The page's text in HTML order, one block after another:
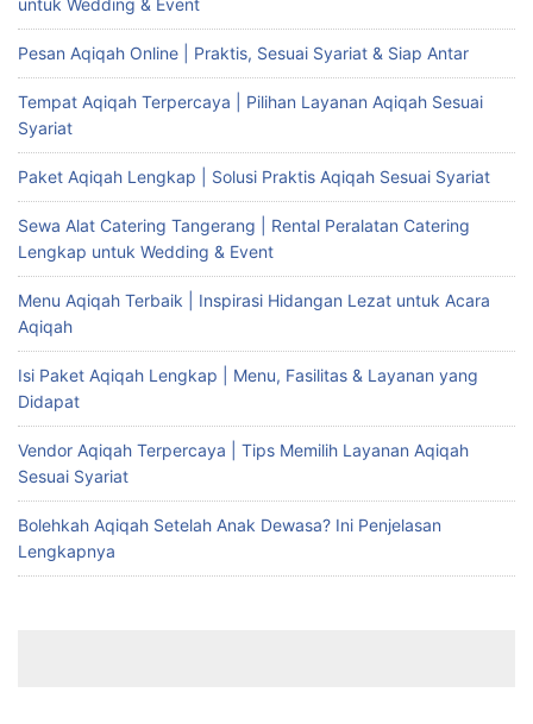
untuk Wedding & Event
Pesan Aqiqah Online | Praktis, Sesuai Syariat & Siap Antar
Tempat Aqiqah Terpercaya | Pilihan Layanan Aqiqah Sesuai
Syariat
Paket Aqiqah Lengkap | Solusi Praktis Aqiqah Sesuai Syariat
Sewa Alat Catering Tangerang | Rental Peralatan Catering
Lengkap untuk Wedding & Event
Menu Aqiqah Terbaik | Inspirasi Hidangan Lezat untuk Acara
Aqiqah
Isi Paket Aqiqah Lengkap | Menu, Fasilitas & Layanan yang
Didapat
Vendor Aqiqah Terpercaya | Tips Memilih Layanan Aqiqah
Sesuai Syariat
Bolehkah Aqiqah Setelah Anak Dewasa? Ini Penjelasan
Lengkapnya